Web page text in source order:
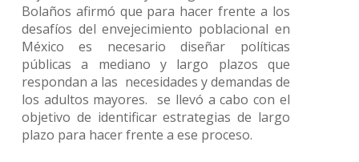
Bolaños afirmó que para hacer frente a los
desafíos del envejecimiento poblacional en
México es necesario diseñar políticas
públicas a mediano y largo plazos que
respondan a las necesidades y demandas de
los adultos mayores. se llevó a cabo con el
objetivo de identificar estrategias de largo
plazo para hacer frente a ese proceso.